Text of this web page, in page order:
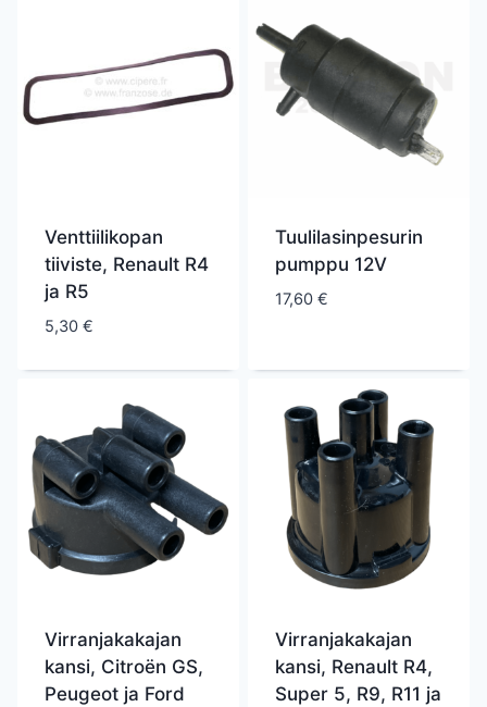
Venttiilikopan
tiiviste, Renault R4
ja R5
5,30 €
Tuulilasinpesurin
pumppu 12V
17,60 €
Virranjakakajan
kansi, Citroën GS,
Peugeot ja Ford
Virranjakakajan
kansi, Renault R4,
Super 5, R9, R11 ja